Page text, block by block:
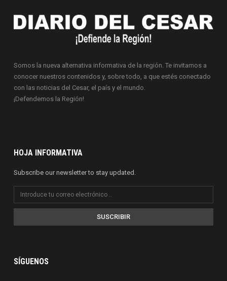
Somos la nueva alternativa informativa de la región. Te invitamos a
conocer nuestros contenidos y, sobre todo, a que estés conectado
con las noticias del Cesar, el país y el mundo.
¡Defendemos la Región!
HOJA INFORMATIVA
Subscribe our newsletter to stay updated.
SUSCRIBIR
SÍGUENOS